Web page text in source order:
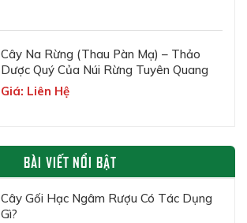
Cây Na Rừng (Thau Pàn Mạ) – Thảo
Dược Quý Của Núi Rừng Tuyên Quang
Giá: Liên Hệ
BÀI VIẾT NỔI BẬT
Cây Gối Hạc Ngâm Rượu Có Tác Dụng
Gì?